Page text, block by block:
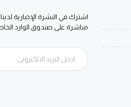
اشترك في النشرة الإخبارية
مباشرة على صندوق الوارد